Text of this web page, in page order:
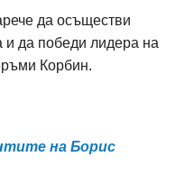
да осъществи
и да победи лидера на
Корбин.
на Борис